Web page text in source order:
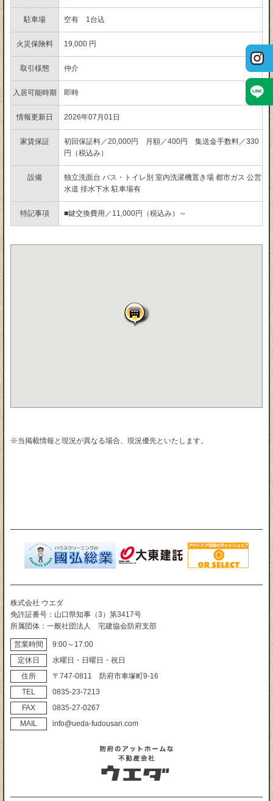
駐車場 空有 1台込
火災保険料 19,000 円
取引様態 仲介
入居可能時期 即時
情報更新日 2026年07月01日
家賃保証
初回保証料／20,000円 月額／400円 集送金手数料／330
円（税込み）
設備 独立洗面台 バス・トイレ別 室内洗濯機置き場 都市ガス 公営
水道 排水下水 駐車場有
特記事項 ■鍵交換費用／11,000円（税込み）～
※当掲載情報と現況が異なる場合、現況優先といたします。
株式会社 ウエダ
免許証番号
山口県知事（3）第3417号
所属団体
一般社団法人 宅建協会防府支部
営業時間
9:00～17:00
定休日
水曜日・日曜日・祝日
住所
〒747‐0811 防府市車塚町9‐16
TEL
0835‐23‐7213
FAX
0835‐27‐0267
MAIL
info@ueda-fudousan.com